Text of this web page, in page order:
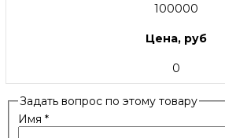
100000
Цена, руб
0
Задать вопрос по этому товару
Имя *